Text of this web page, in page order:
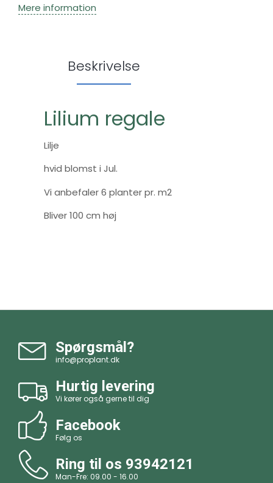
Mere information
Beskrivelse
Lilium regale
Lilje
hvid blomst i Jul.
Vi anbefaler 6 planter pr. m2
Bliver 100 cm høj
Spørgsmål?
info@proplant.dk
Hurtig levering
Vi kører også gerne til dig
Facebook
Følg os
Ring til os 93942121
Man-Fre: 09.00 - 16.00